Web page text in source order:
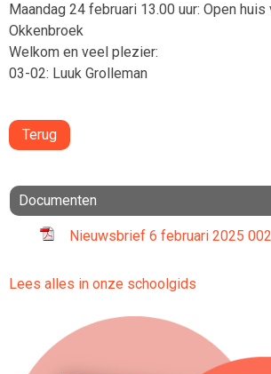
Maandag 24 februari 13.00 uur: Open
Okkenbroek
Welkom en veel plezier:
03-02: Luuk Grolleman
Terug
Documenten
Nieuwsbrief 6 februari 2025 002
Lees alles in onze schoolgids